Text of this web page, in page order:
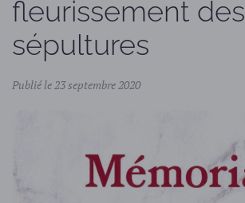
fleurissement des
sépultures
Publié le 23 septembre 2020